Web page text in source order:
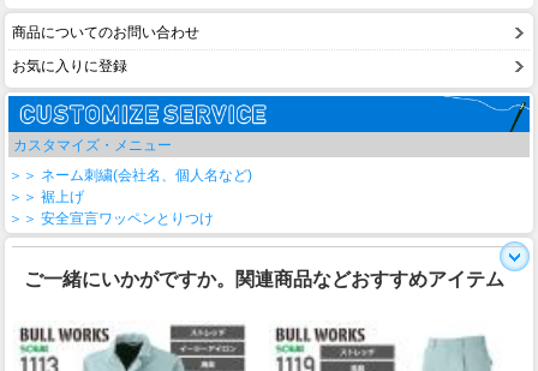
商品についてのお問い合わせ
お気に入りに登録
カスタマイズ・メニュー
＞＞ ネーム刺繍(会社名、個人名など)
＞＞ 裾上げ
＞＞ 安全宣言ワッペンとりつけ
ご一緒にいかがですか。関連商品などおすすめアイテム